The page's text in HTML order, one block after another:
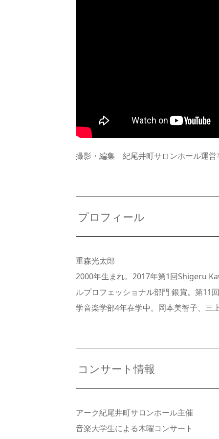
撮影・編集 紀尾井町サロンホール運営
プロフィール
重森光太郎
2000年生まれ。2017年第1回Shigeru
ルプロフェッショナル部門 銀賞。第11
学音楽学部4年在学中。岡本美智子、三
コンサート情報
アーク紀尾井町サロンホール主催
音楽大学生による木曜コンサート